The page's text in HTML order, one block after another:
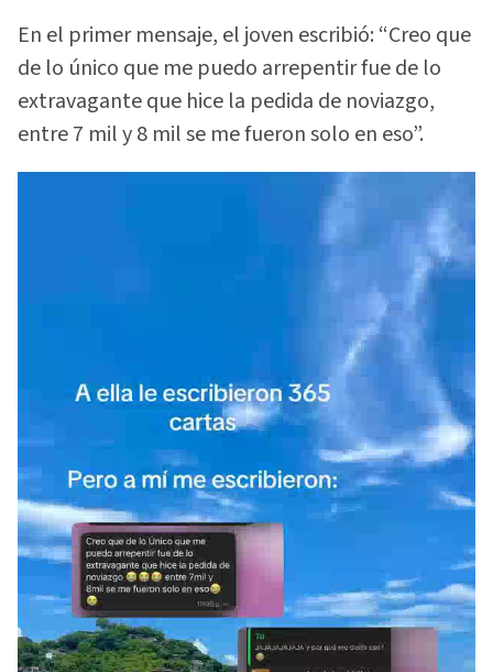
En el primer mensaje, el joven escribió: “Creo que
de lo único que me puedo arrepentir fue de lo
extravagante que hice la pedida de noviazgo,
entre 7 mil y 8 mil se me fueron solo en eso”.